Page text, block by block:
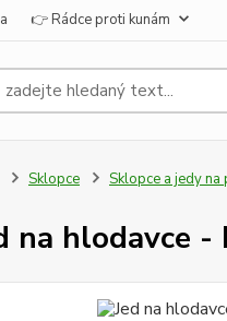
👉 Rádce proti kunám
Sklopce Sklopce a jedy na
na hlodavce -